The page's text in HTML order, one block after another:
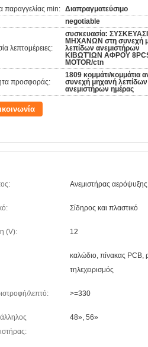
παραγγελίας min: Διαπραγματεύσιμο
negotiable
λεπτομέρειες:
συσκευασία:
ΜΗΧΑΝΩΝ στη συνεχή
λεπίδων ανεμιστήρων
ΚΙΒΩΤΊΩΝ ΑΦΡΟΥ
MOTOR/ctn
προσφοράς:
1809 κομμάτι/κομμάτια
συνεχή μηχανή λεπίδων
ανεμιστήρων ημέρας
Ανεμιστήρας αερόψυξης
Σίδηρος και πλαστικό
(V): 12
καλώδιο, πίνακας PCB,
τηλεχειρισμός
λεπτό: >=330
48», 56»